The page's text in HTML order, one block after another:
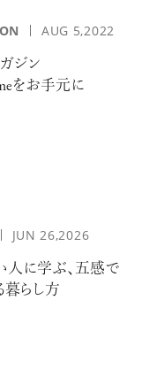
AUG 5,2022
ジン
をお手元に
JUN 26,2026
人に学ぶ、五感で
暮らし方